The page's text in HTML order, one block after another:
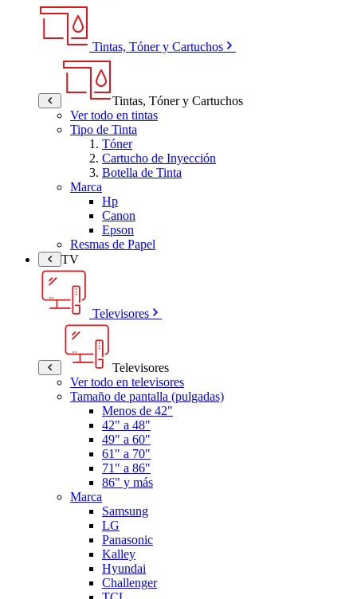
Tintas, Tóner y Cartuchos
Tintas, Tóner y Cartuchos
Ver todo en tintas
Tipo de Tinta
Tóner
Cartucho de Inyección
Botella de Tinta
Marca
Hp
Canon
Epson
Resmas de Papel
TV
Televisores
Televisores
Ver todo en televisores
Tamaño de pantalla (pulgadas)
Menos de 42"
42" a 48"
49" a 60"
61" a 70"
71" a 86"
86" y más
Marca
Samsung
LG
Panasonic
Kalley
Hyundai
Challenger